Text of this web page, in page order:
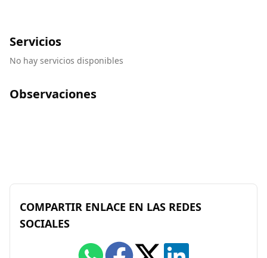
Servicios
No hay servicios disponibles
Observaciones
COMPARTIR ENLACE EN LAS REDES
SOCIALES